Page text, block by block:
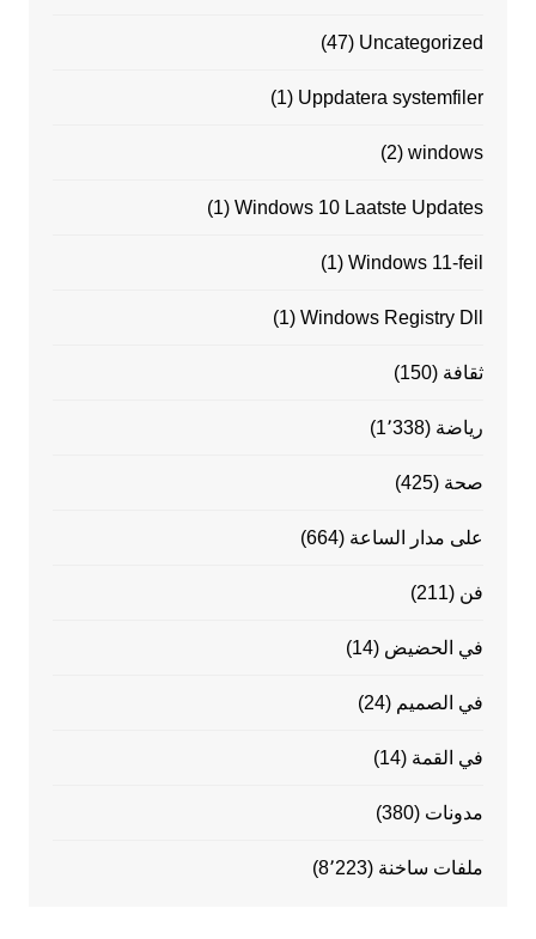
Uncategorized
(47)
Uppdatera systemfiler
(1)
windows
(2)
Windows 10 Laatste Updates
(1)
Windows 11-feil
(1)
Windows Registry Dll
(1)
ثقافة (150)
رياضة (1٬338)
صحة (425)
على مدار الساعة (664)
فن (211)
في الحضيض (14)
في الصميم (24)
في القمة (14)
مدونات (380)
ملفات ساخنة (8٬223)